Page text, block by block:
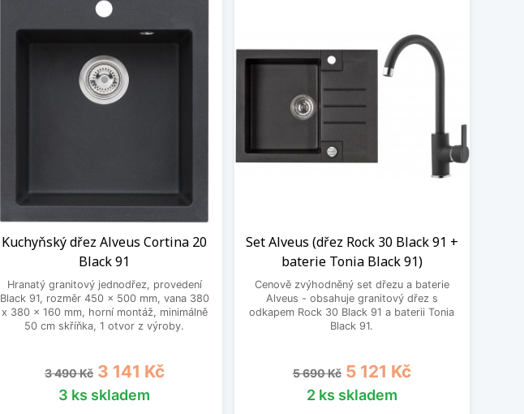
Kuchyňský dřez Alveus Cortina 20
Black 91
Hranatý granitový jednodřez, provedení
Black 91, rozměr 450 x 500 mm, vana 380
x 380 x 160 mm, horní montáž, minimálně
50 cm skříňka, 1 otvor z výroby.
Běžná cena
3 490 Kč Cena
3 141 Kč
3 ks skladem
Set Alveus (dřez Rock 30 Black 91 +
baterie Tonia Black 91)
Cenově zvýhodněný set dřezu a baterie
Alveus - obsahuje granitový dřez s
odkapem Rock 30 Black 91 a baterii Tonia
Black 91.
Běžná cena
5 690 Kč Cena
5 121 Kč
2 ks skladem